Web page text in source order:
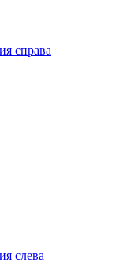
справа
слева